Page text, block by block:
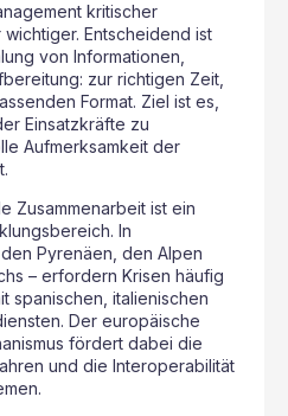
kritischer
Entscheidend ist
von Informationen,
zur richtigen Zeit,
Format. Ziel ist es,
Einsatzkräfte zu
Aufmerksamkeit der
Zusammenarbeit ist ein
In
Pyrenäen, den Alpen
– erfordern Krisen häufig
spanischen, italienischen
Der europäische
fördert dabei die
und die Interoperabilität